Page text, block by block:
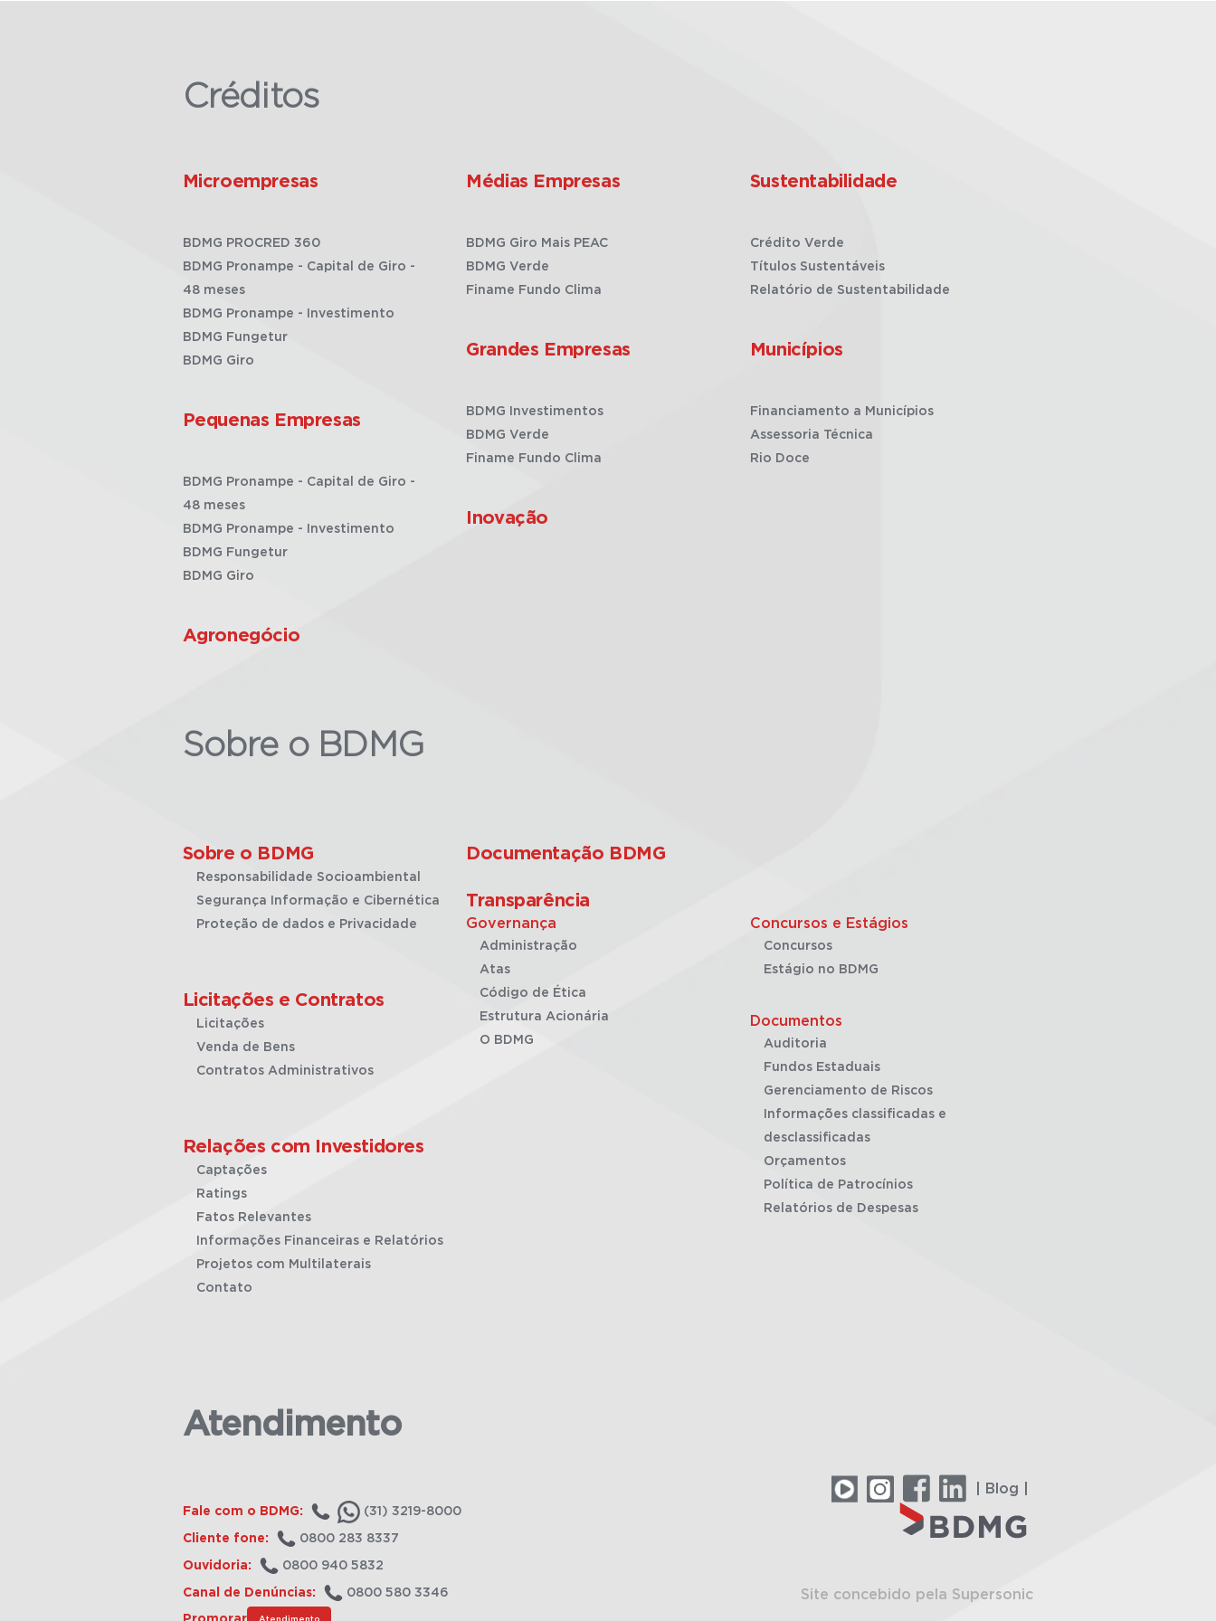
Créditos
Microempresas
BDMG PROCRED 360
BDMG Pronampe - Capital de Giro -
48 meses
BDMG Pronampe - Investimento
BDMG Fungetur
BDMG Giro
Pequenas Empresas
BDMG Pronampe - Capital de Giro -
48 meses
BDMG Pronampe - Investimento
BDMG Fungetur
BDMG Giro
Agronegócio
Médias Empresas
BDMG Giro Mais PEAC
BDMG Verde
Finame Fundo Clima
Grandes Empresas
BDMG Investimentos
BDMG Verde
Finame Fundo Clima
Inovação
Sustentabilidade
Crédito Verde
Títulos Sustentáveis
Relatório de Sustentabilidade
Municípios
Financiamento a Municípios
Assessoria Técnica
Rio Doce
Sobre o BDMG
Sobre o BDMG
Responsabilidade Socioambiental
Segurança Informação e Cibernética
Proteção de dados e Privacidade
Licitações e Contratos
Licitações
Venda de Bens
Contratos Administrativos
Relações com Investidores
Captações
Ratings
Fatos Relevantes
Informações Financeiras e Relatórios
Projetos com Multilaterais
Contato
Documentação BDMG
Transparência
Governança
Administração
Atas
Código de Ética
Estrutura Acionária
O BDMG
Concursos e Estágios
Concursos
Estágio no BDMG
Documentos
Auditoria
Fundos Estaduais
Gerenciamento de Riscos
Informações classificadas e
desclassificadas
Orçamentos
Política de Patrocínios
Relatórios de Despesas
Atendimento
Fale com o BDMG: (31) 3219-8000
Cliente fone: 0800 283 8337
Ouvidoria: 0800 940 5832
Canal de Denúncias: 0800 580 3346
Atendimento
| Blog |
Site concebido pela Supersonic